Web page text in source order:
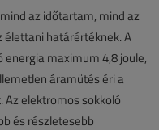
az időtartam, mind az
élettani határértéknek. A
energia maximum 4,8 joule,
áramütés éri a
elektromos sokkoló
és részletesebb